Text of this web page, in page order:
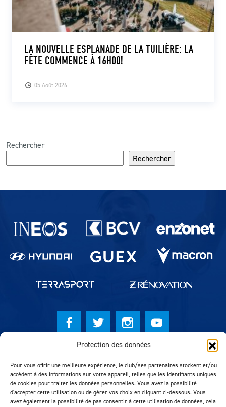
Protection des données
Pour vous offrir une meilleure expérience, le club/ses partenaires stockent et/ou
accèdent à des informations sur votre appareil, telles que les identifiants uniques
de cookies pour traiter les données personnelles. Vous avez la possibilité
d'accepter cette utilisation ou de gérer vos choix en cliquant ci-dessous. Vous
avez également la possibilité de pas consentir à cette utilisation de données, cela
05 Août 2026
LA NOUVELLE ESPLANADE DE LA TUILIÈRE: LA
FÊTE COMMENCE À 16H00!
Rechercher
Rechercher
Partenaires du lausanne-Sport
Réalisation MTM Agency